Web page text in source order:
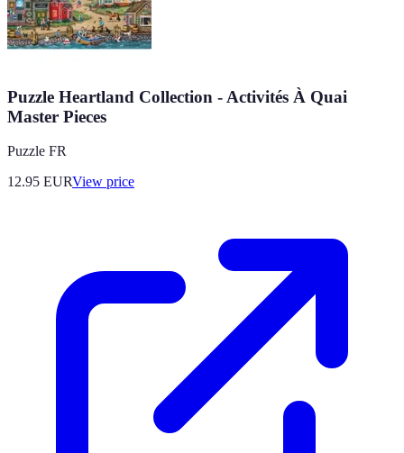
Puzzle Heartland Collection - Activités À Quai
Master Pieces
Puzzle FR
12.95 EURView price